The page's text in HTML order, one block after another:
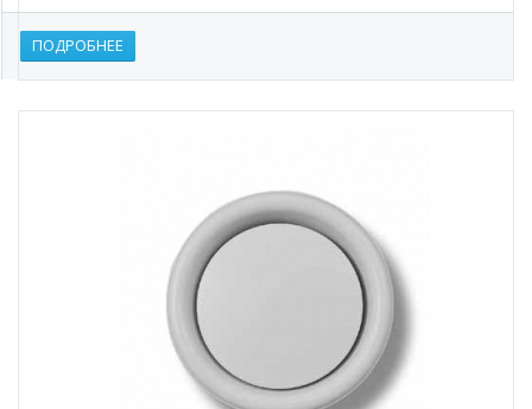
ПОДРОБНЕЕ